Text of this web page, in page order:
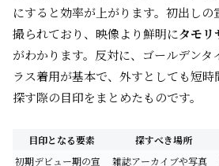
にすると効率が上がります。初出し
撮られており、映像より鮮明にタモリ
がわかります。反対に、ゴールデンタ
ラス着用が基本で、外すとしても短時
探す際の目印をまとめたものです。
目印となる要素 探すべき場所
初期デビュー期の宣
雑誌アーカイブや写真